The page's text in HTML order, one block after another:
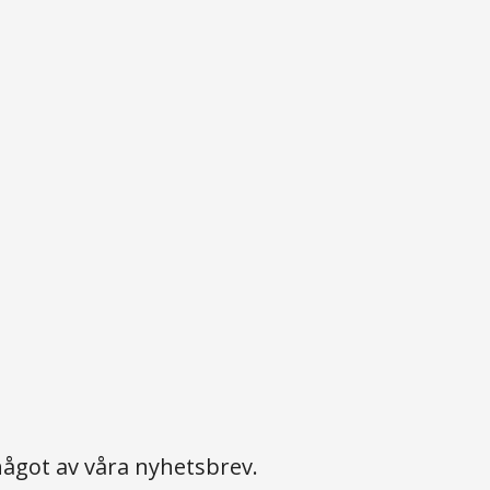
av våra nyhetsbrev.